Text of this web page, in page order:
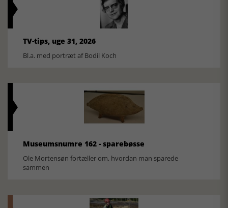
TV-tips, uge 31, 2026
Bl.a. med portræt af Bodil Koch
Museumsnumre 162 - sparebøsse
Ole Mortensøn fortæller om, hvordan man sparede
sammen